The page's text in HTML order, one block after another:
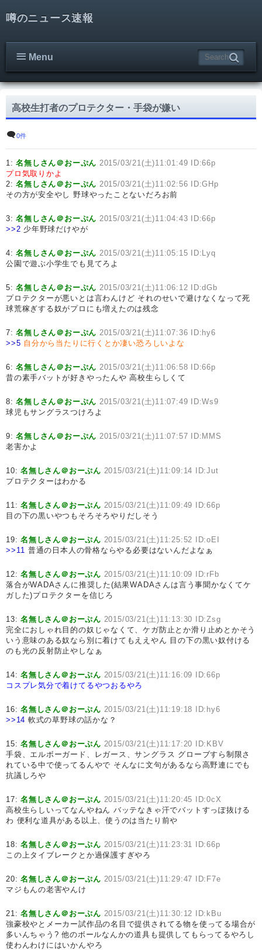
噂のニュース速報
Menu
高校生打者のプロテクター・手袋が嫌い
0件
1:名無しさん＠おーぷん 2015/03/21(土)11:01:49 ID:66p
プロ気取りかよ
2:名無しさん＠おーぷん 2015/03/21(土)11:02:56 ID:GHp
その方が安全やし 野球やったことないだろお前
3:名無しさん＠おーぷん 2015/03/21(土)11:04:43 ID:66p
>>2 少年野球だけやが
4:名無しさん＠おーぷん 2015/03/21(土)11:05:15 ID:Lyq
公園で遊ぶ小学生でも見てろよ
5:名無しさん＠おーぷん 2015/03/21(土)11:06:12 ID:dGb
プロテクターが悪いとは言わんけど それのせいで避けなくなって死
球荒稼ぎする奴がプロにも増えたのは残念
7:名無しさん＠おーぷん 2015/03/21(土)11:07:36 ID:hy6
>>5 自分から当たりに行くとか凄い恐ろしいよな
6:名無しさん＠おーぷん 2015/03/21(土)11:06:58 ID:66p
昔の素手バットが好きやったんや 高校生らしくて
8:名無しさん＠おーぷん 2015/03/21(土)11:07:49 ID:Ws9
球児もサングラスつけろよ
9:名無しさん＠おーぷん 2015/03/21(土)11:07:57 ID:MMS
老害かよ
10:名無しさん＠おーぷん 2015/03/21(土)11:09:14 ID:Jut
プロテクターはわかる
11:名無しさん＠おーぷん 2015/03/21(土)11:09:49 ID:66p
目の下の黒いやつもそろそろやりだしそう
19:名無しさん＠おーぷん 2015/03/21(土)11:25:52 ID:oEI
>>11 普通の日本人の骨格ならやる必要はないんだよなぁ
12:名無しさん＠おーぷん 2015/03/21(土)11:10:09 ID:rFb
落合がWADAさんに推奨した(結果WADAさんは言う事聞かなくてケ
ガした)プロテクターを信じろ
13:名無しさん＠おーぷん 2015/03/21(土)11:13:30 ID:Zsg
完全におしゃれ目的の奴じゃなくて、ケガ防止とか滑り止めとかそう
いう意味のある奴なら別に着けてもええやん 目の下の黒い奴付ける
のも光の反射防止やしなぁ
14:名無しさん＠おーぷん 2015/03/21(土)11:16:09 ID:66p
コスプレ気分で着けてるやつおるやろ
16:名無しさん＠おーぷん 2015/03/21(土)11:19:18 ID:hy6
>>14 軟式の草野球の話かな？
15:名無しさん＠おーぷん 2015/03/21(土)11:17:20 ID:KBV
手袋、エルボーガード、レガース、サングラス グローブすら制限さ
れている中で使ってるんやで そんなに文句があるなら高野連にでも
抗議しろや
17:名無しさん＠おーぷん 2015/03/21(土)11:20:45 ID:0cX
高校生らしいってなんやねん バッテなきゃ汗でバットすっぽ抜ける
わ 便利な道具がある以上、使うのは当たり前や
18:名無しさん＠おーぷん 2015/03/21(土)11:23:31 ID:66p
この上タイブレークとか過保護すぎやろ
20:名無しさん＠おーぷん 2015/03/21(土)11:29:47 ID:F7e
マジもんの老害やんけ
21:名無しさん＠おーぷん 2015/03/21(土)11:30:12 ID:kBu
強豪校やとメーカー試作品の名目で提供されてる物を使ってる場合が
多いんちゃう? 他のボールなんかの道具も提供してもらってるやろし
使わんわけにはいかんやろ